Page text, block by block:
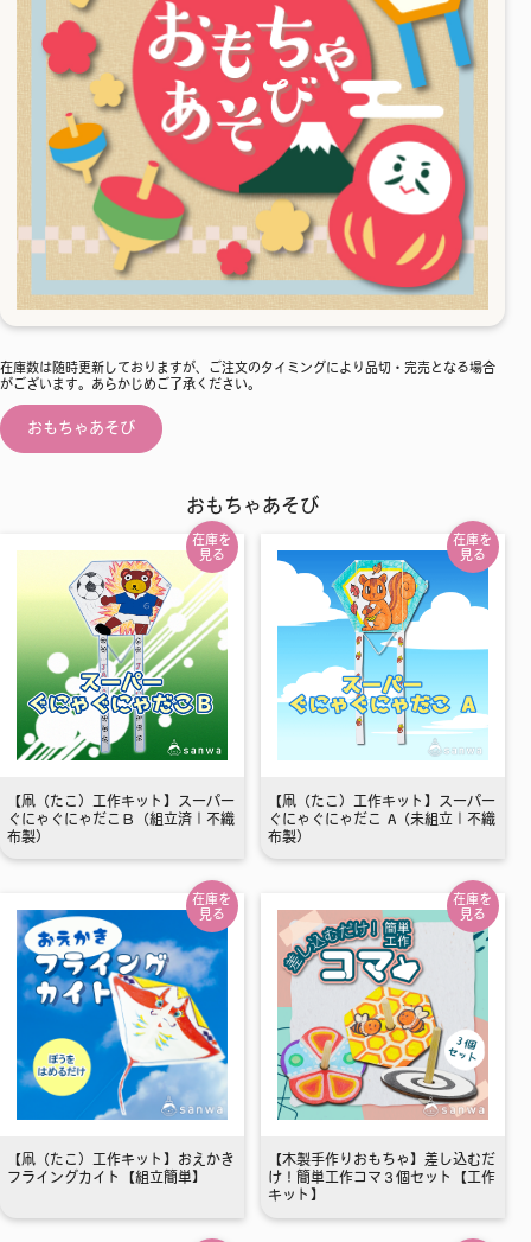
庫数は随時更新しておりますが、ご注文のタイミングにより品切・完売となる場合
がございます。あらかじめご了承ください。
おもちゃあそび
おもちゃあそび
在庫を
見る
【凧（たこ）工作キット】スーパー
ぐにゃぐにゃだこＢ（組立済｜不織
布製）
在庫を
見る
【凧（たこ）工作キット】スーパー
ぐにゃぐにゃだこ A（未組立｜不織
布製）
在庫を
見る
【凧（たこ）工作キット】おえかき
フライングカイト【組立簡単】
在庫を
見る
【木製手作りおもちゃ】差し込むだ
け！簡単工作コマ３個セット【工作
キット】